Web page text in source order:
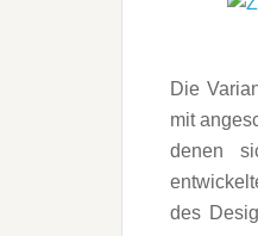
Die
mit
denen
des